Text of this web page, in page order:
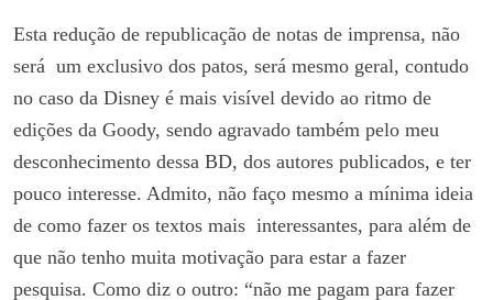
Esta redução de republicação de notas de imprensa, não
será um exclusivo dos patos, será mesmo geral, contudo
no caso da Disney é mais visível devido ao ritmo de
edições da Goody, sendo agravado também pelo meu
desconhecimento dessa BD, dos autores publicados, e ter
pouco interesse. Admito, não faço mesmo a mínima ideia
de como fazer os textos mais interessantes, para além de
que não tenho muita motivação para estar a fazer
pesquisa. Como diz o outro: “não me pagam para fazer